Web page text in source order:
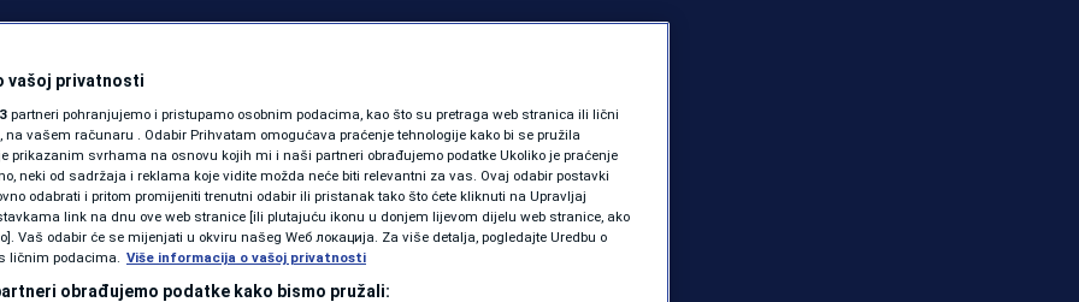
SHOWBIZ
KOLUMNE
PODCAST
N1 SPECIJAL
FENOMENI
tokom
pruge i
"Ovo se
u životu"
vašoj privatnosti
partneri pohranjujemo i pristupamo osobnim podacima, kao što su pretraga web stranica ili lični
na vašem računaru . Odabir Prihvatam omogućava praćenje tehnologije kako bi se pružila
prikazanim svrhama na osnovu kojih mi i naši partneri obrađujemo podatke Ukoliko je praćenje
neki od sadržaja i reklama koje vidite možda neće biti relevantni za vas. Ovaj odabir postavki
odabrati i pritom promijeniti trenutni odabir ili pristanak tako što ćete kliknuti na Upravljaj
link na dnu ove web stranice [ili plutajuću ikonu u donjem lijevom dijelu web stranice, ako
Vaš odabir će se mijenjati u okviru našeg Wеб локација. Za više detalja, pogledajte Uredbu o
ličnim podacima. Više informacija o vašoj privatnosti
obrađujemo podatke kako bismo pružali: